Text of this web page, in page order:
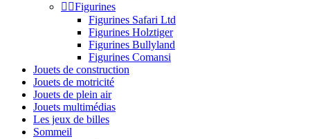
 Figurines
Figurines Safari Ltd
Figurines Holztiger
Figurines Bullyland
Figurines Comansi
Jouets de construction
Jouets de motricité
Jouets de plein air
Jouets multimédias
Les jeux de billes
Sommeil